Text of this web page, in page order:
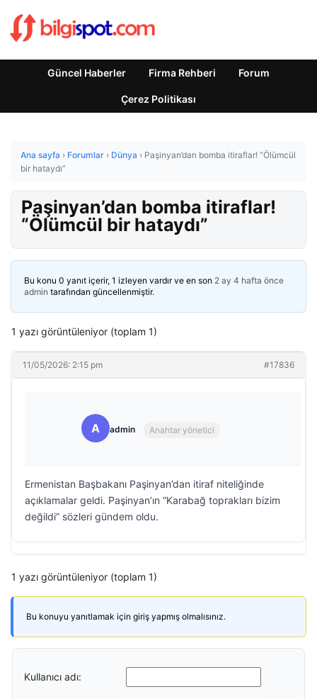
Güncel Haberler Firma Rehberi Forum
Çerez Politikası
Ana sayfa › Forumlar › Dünya › Paşinyan’dan bomba itiraflar! “Ölümcül
bir hataydı”
Paşinyan’dan bomba itiraflar!
“Ölümcül bir hataydı”
Bu konu 0 yanıt içerir, 1 izleyen vardır ve en son 2 ay 4 hafta önce
admin tarafından güncellenmiştir.
1 yazı görüntüleniyor (toplam 1)
11/05/2026: 2:15 pm #17836
A admin Anahtar yönetici
Ermenistan Başbakanı Paşinyan’dan itiraf niteliğinde
açıklamalar geldi. Paşinyan’ın “Karabağ toprakları bizim
değildi” sözleri gündem oldu.
1 yazı görüntüleniyor (toplam 1)
Bu konuyu yanıtlamak için giriş yapmış olmalısınız.
Kullanıcı adı: